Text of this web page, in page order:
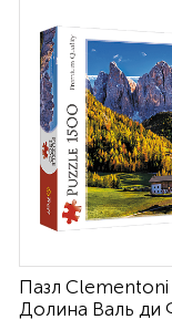
Пазл
Долина Валь ди